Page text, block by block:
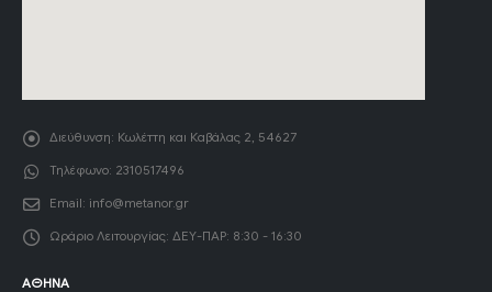
Διεύθυνση: Κωλέττη και Καβάλας 2, 54627
Τηλέφωνο: 2310517496
Email: info@metanor.gr
Ωράριο Λειτουργίας: ΔΕΥ-ΠΑΡ: 8:30 - 16:30
ΑΘΉΝΑ